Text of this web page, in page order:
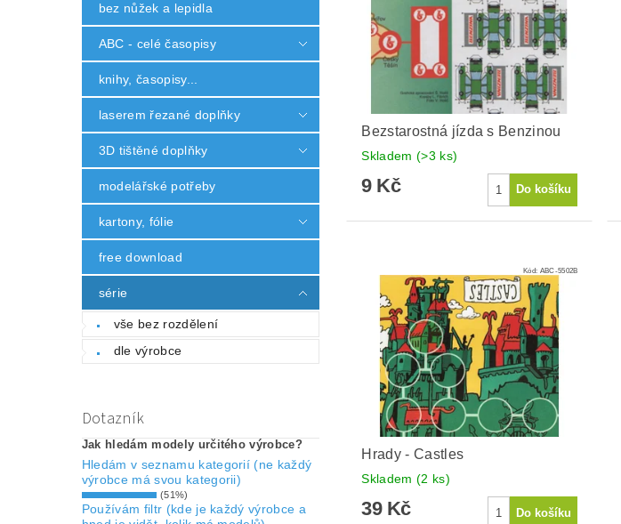
bez nůžek a lepidla
ABC - celé časopisy
knihy, časopisy...
laserem řezané doplňky
3D tištěné doplňky
modelářské potřeby
kartony, fólie
free download
série
vše bez rozdělení
dle výrobce
Dotazník
Jak hledám modely určitého výrobce?
Hledám v seznamu kategorií (ne každý
výrobce má svou kategorii)
(51%)
Používám filtr (kde je každý výrobce a
Bezstarostná jízda s Benzinou
Skladem (>3 ks)
9 Kč
Kód: ABC-5502B
Hrady - Castles
Skladem (2 ks)
39 Kč